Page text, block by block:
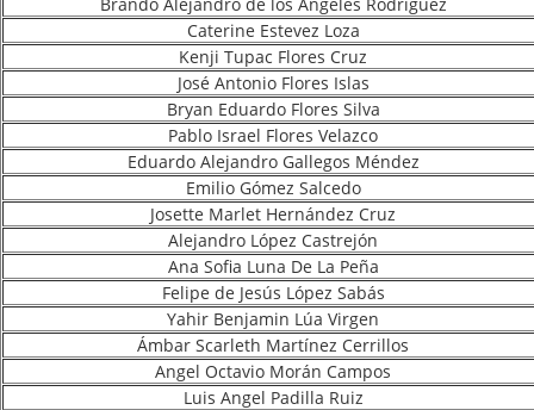
Caterine Estevez Loza
Kenji Tupac Flores Cruz
José Antonio Flores Islas
Bryan Eduardo Flores Silva
Pablo Israel Flores Velazco
Eduardo Alejandro Gallegos Méndez
Emilio Gómez Salcedo
Josette Marlet Hernández Cruz
Alejandro López Castrejón
Ana Sofia Luna De La Peña
Felipe de Jesús López Sabás
Yahir Benjamin Lúa Virgen
Ámbar Scarleth Martínez Cerrillos
Angel Octavio Morán Campos
Luis Angel Padilla Ruiz